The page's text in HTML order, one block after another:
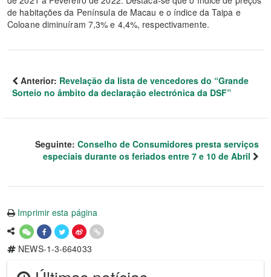
de habitações da Península de Macau e o índice da Taipa e
Coloane diminuíram 7,3% e 4,4%, respectivamente.
Anterior: Revelação da lista de vencedores do “Grande
Sorteio no âmbito da declaração electrónica da DSF”
Seguinte: Conselho de Consumidores presta serviços
especiais durante os feriados entre 7 e 10 de Abril
Imprimir esta página
NEWS-1-3-664033